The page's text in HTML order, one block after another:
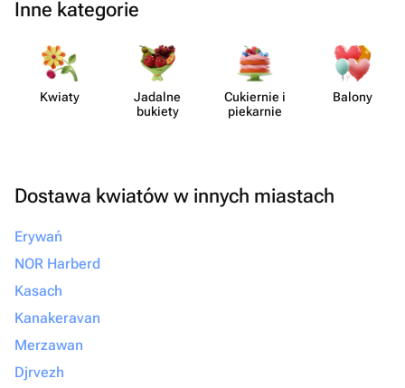
Inne kategorie
Kwiaty
Jadalne
bukiety
Cukiernie i
piekarnie
Balony
Dostawa kwiatów w innych miastach
Erywań
NOR Harberd
Kasach
Kanakeravan
Merzawan
Djrvezh